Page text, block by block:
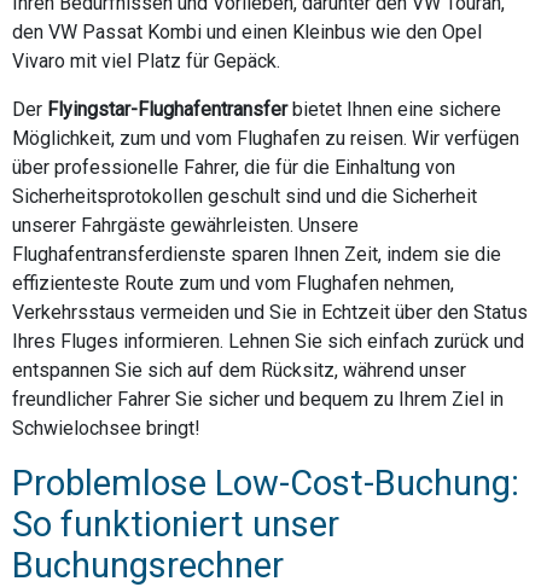
den VW Passat Kombi und einen Kleinbus wie den Opel
Vivaro mit viel Platz für Gepäck.
Der Flyingstar-Flughafentransferbietet Ihnen eine sichere
Möglichkeit, zum und vom Flughafen zu reisen. Wir verfügen
über professionelle Fahrer, die für die Einhaltung von
Sicherheitsprotokollen geschult sind und die Sicherheit
unserer Fahrgäste gewährleisten. Unsere
Flughafentransferdienste sparen Ihnen Zeit, indem sie die
effizienteste Route zum und vom Flughafen nehmen,
Verkehrsstaus vermeiden und Sie in Echtzeit über den Status
Ihres Fluges informieren. Lehnen Sie sich einfach zurück und
entspannen Sie sich auf dem Rücksitz, während unser
freundlicher Fahrer Sie sicher und bequem zu Ihrem Ziel in
Schwielochsee bringt!
Problemlose Low-Cost-Buchung:
So funktioniert unser
Buchungsrechner